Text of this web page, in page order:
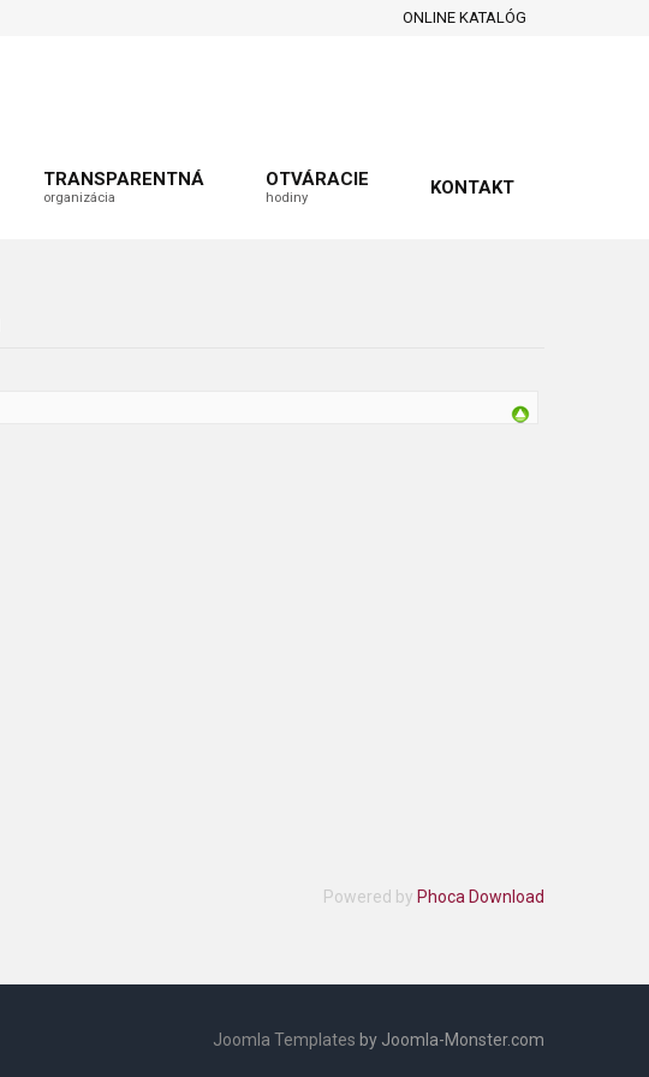
ONLINE KATALÓG
TRANSPARENTNÁ
organizácia
OTVÁRACIE
hodiny KONTAKT
Powered by Phoca Download
Joomla Templates by Joomla-Monster.com